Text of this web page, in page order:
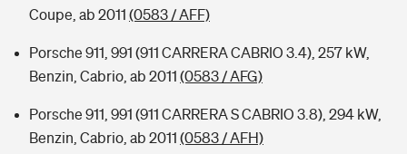
Coupe, ab 2011 (0583 / AFF)
Porsche 911, 991 (911 CARRERA CABRIO 3.4), 257 kW,
Benzin, Cabrio, ab 2011 (0583 / AFG)
Porsche 911, 991 (911 CARRERA S CABRIO 3.8), 294 kW,
Benzin, Cabrio, ab 2011 (0583 / AFH)